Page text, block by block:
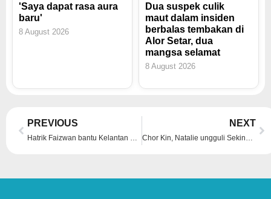
'Saya dapat rasa aura
baru'
8 August 2026
Dua suspek culik
maut dalam insiden
berbalas tembakan di
Alor Setar, dua
mangsa selamat
8 August 2026
Prev
PREVIOUS
Hatrik Faizwan bantu Kelantan WTS FC kalahkan Semantan Troopers FC 6-0
NEXT
Chor Kin, Natalie ungguli Sekinchan Ultra